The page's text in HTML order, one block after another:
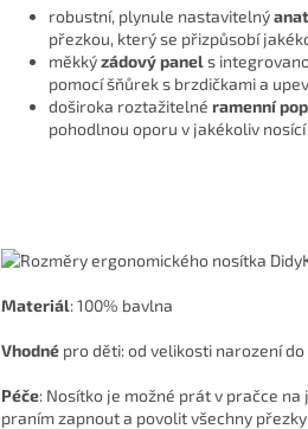
robustní, plynule nastavitelný
přezkou, který se přizpůsobí
měkkýzádový panels
pomocí šňůrek s brzdičkami a
doširoka roztažitelné ramenní
pohodlnou oporu v jakékoliv
Materiál:100% bavlna
Vhodné pro děti: od velikosti narození
Péče: Nosítko je možné prát v pračce
praním zapnout a povolit všechny přezky